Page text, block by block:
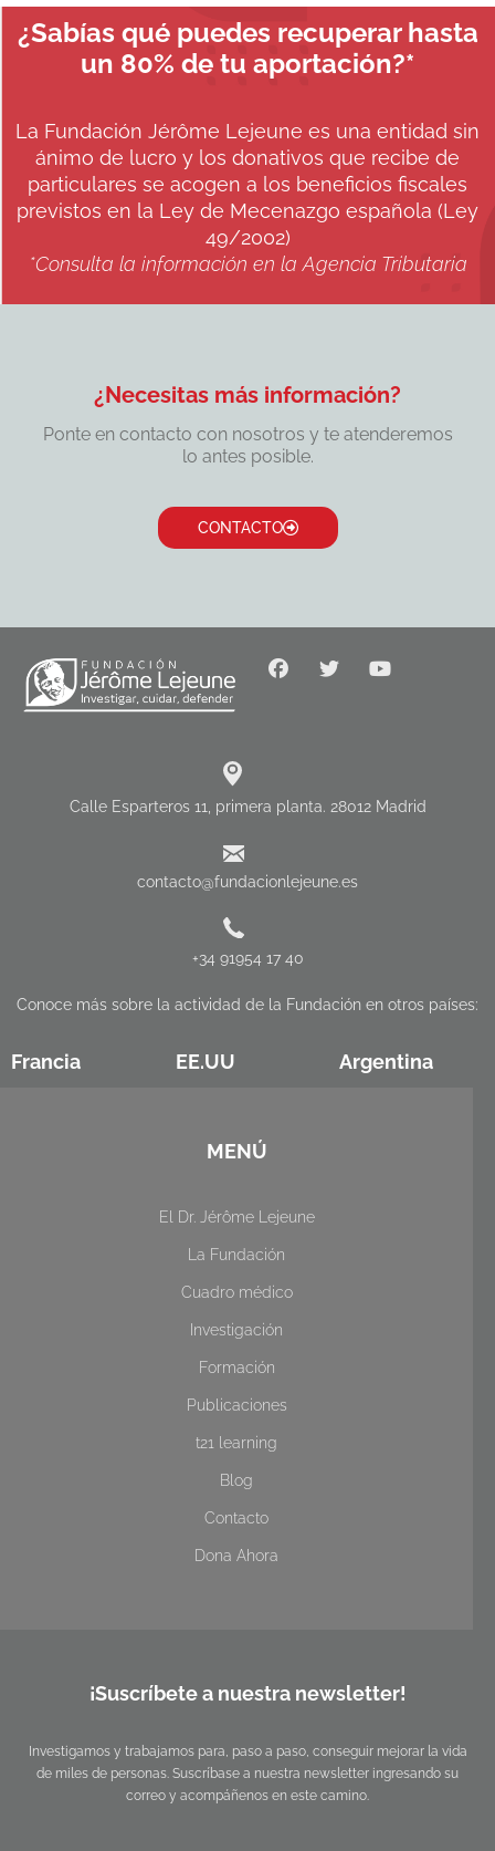
¿Sabías qué puedes recuperar hasta
un 80% de tu aportación?*
La Fundación Jérôme Lejeune es una entidad sin
ánimo de lucro y los donativos que recibe de
particulares se acogen a los beneficios fiscales
previstos en la Ley de Mecenazgo española (Ley
49/2002)
*Consulta la información en la Agencia Tributaria
¿Necesitas más información?
Ponte en contacto con nosotros y te atenderemos
lo antes posible.
CONTACTO
Calle Esparteros 11, primera planta. 28012 Madrid
contacto@fundacionlejeune.es
+34 91954 17 40
Conoce más sobre la actividad de la Fundación en otros países:
Francia EE.UU Argentina
MENÚ
El Dr. Jérôme Lejeune
La Fundación
Cuadro médico
Investigación
Formación
Publicaciones
t21 learning
Blog
Contacto
Dona Ahora
¡Suscríbete a nuestra newsletter!
Investigamos y trabajamos para, paso a paso, conseguir mejorar la vida
de miles de personas. Suscríbase a nuestra newsletter ingresando su
correo y acompáñenos en este camino.